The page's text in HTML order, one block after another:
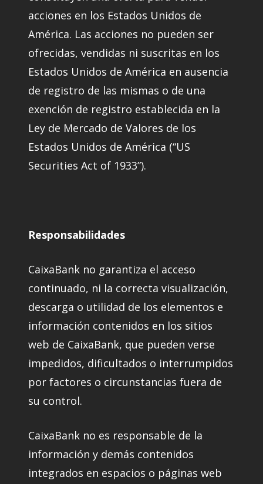
acciones en los Estados Unidos de
América. Las acciones no pueden ser
ofrecidas, vendidas ni suscritas en los
Estados Unidos de América en ausencia
de registro de las mismas o de una
exención de registro establecida en la
Ley de Mercado de Valores de los
Estados Unidos de América (“US
Securities Act of 1933”).
Responsabilidades
CaixaBank no garantiza el acceso
continuado, ni la correcta visualización,
descarga o utilidad de los elementos e
información contenidos en los sitios
web de CaixaBank, que pueden verse
impedidos, dificultados o interrumpidos
por factores o circunstancias fuera de
su control.
CaixaBank no es responsable de la
información y demás contenidos
integrados en espacios o páginas web